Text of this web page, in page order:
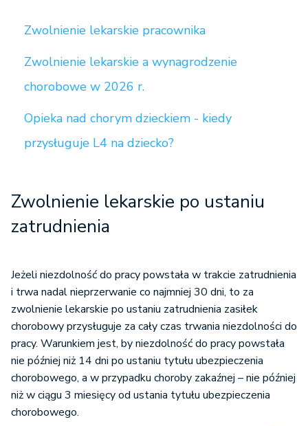
Zwolnienie lekarskie pracownika
Zwolnienie lekarskie a wynagrodzenie
chorobowe w 2026 r.
Opieka nad chorym dzieckiem - kiedy
przysługuje L4 na dziecko?
Zwolnienie lekarskie po ustaniu
zatrudnienia
Jeżeli niezdolność do pracy powstała w trakcie zatrudnienia
i trwa nadal nieprzerwanie co najmniej 30 dni, to za
zwolnienie lekarskie po ustaniu zatrudnienia zasiłek
chorobowy przysługuje za cały czas trwania niezdolności do
pracy. Warunkiem jest, by niezdolność do pracy powstała
nie później niż 14 dni po ustaniu tytułu ubezpieczenia
chorobowego, a w przypadku choroby zakaźnej – nie później
niż w ciągu 3 miesięcy od ustania tytułu ubezpieczenia
chorobowego.